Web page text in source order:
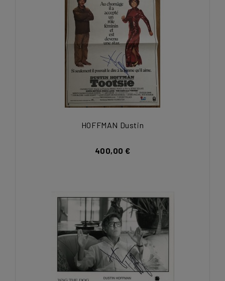
HOFFMAN Dustin
400,00 €